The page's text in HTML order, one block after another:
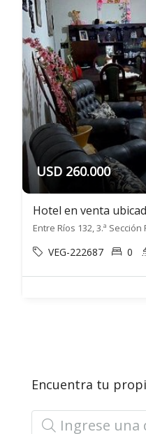
USD 260.000
Entre Ríos 132, 3.ª
VEG-222687 0
Encuentra tu